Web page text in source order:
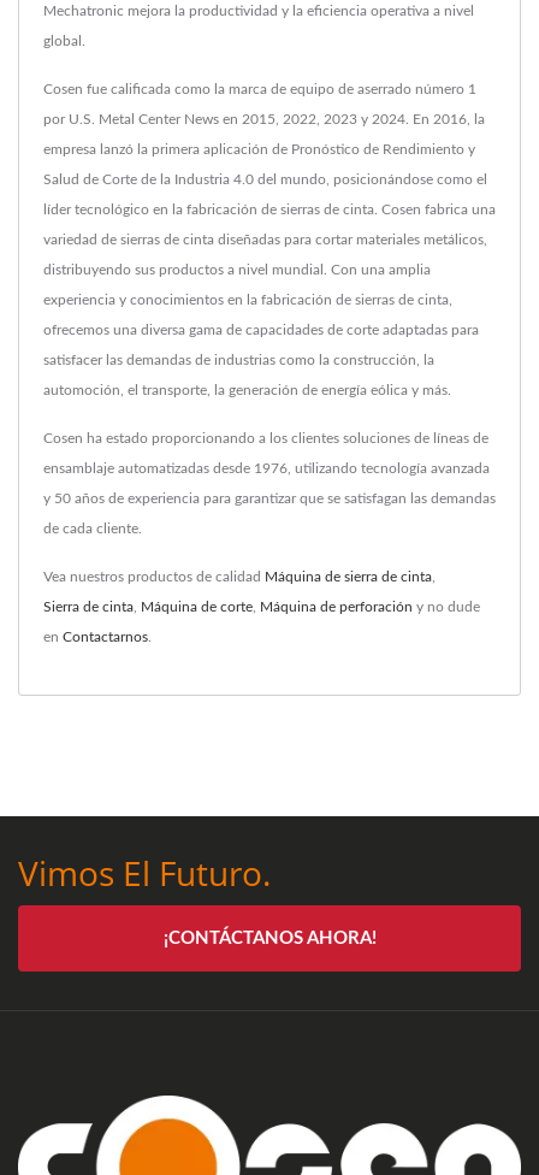
Mechatronic mejora la productividad y la eficiencia operativa a nivel
global.
Cosen fue calificada como la marca de equipo de aserrado número 1
por U.S. Metal Center News en 2015, 2022, 2023 y 2024. En 2016, la
empresa lanzó la primera aplicación de Pronóstico de Rendimiento y
Salud de Corte de la Industria 4.0 del mundo, posicionándose como el
líder tecnológico en la fabricación de sierras de cinta. Cosen fabrica una
variedad de sierras de cinta diseñadas para cortar materiales metálicos,
distribuyendo sus productos a nivel mundial. Con una amplia
experiencia y conocimientos en la fabricación de sierras de cinta,
ofrecemos una diversa gama de capacidades de corte adaptadas para
satisfacer las demandas de industrias como la construcción, la
automoción, el transporte, la generación de energía eólica y más.
Cosen ha estado proporcionando a los clientes soluciones de líneas de
ensamblaje automatizadas desde 1976, utilizando tecnología avanzada
y 50 años de experiencia para garantizar que se satisfagan las demandas
de cada cliente.
Vea nuestros productos de calidad Máquina de sierra de cinta
Sierra de cinta Máquina de corte Máquina de perforación y no dude
en Contactarnos
Vimos El Futuro.
¡CONTÁCTANOS AHORA!